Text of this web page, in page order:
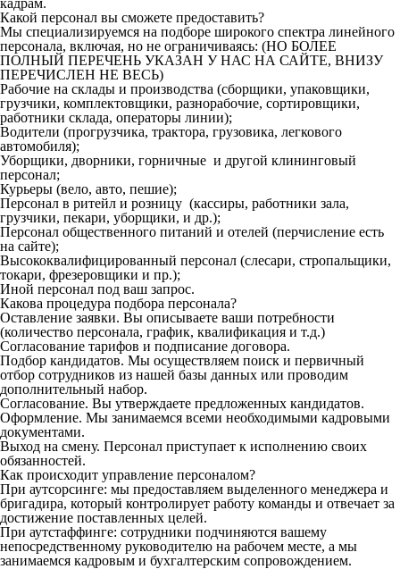
Какой персонал вы сможете предоставить?
Мы специализируемся на подборе широкого спектра линейного
персонала, включая, но не ограничиваясь: (НО БОЛЕЕ
ПОЛНЫЙ ПЕРЕЧЕНЬ УКАЗАН У НАС НА САЙТЕ, ВНИЗУ
ПЕРЕЧИСЛЕН НЕ ВЕСЬ)
Рабочие на склады и производства (сборщики, упаковщики,
грузчики, комплектовщики, разнорабочие, сортировщики,
работники склада, операторы линии);
Водители (прогрузчика, трактора, грузовика, легкового
автомобиля);
Уборщики, дворники, горничные и другой клининговый
персонал;
Курьеры (вело, авто, пешие);
Персонал в ритейл и розницу (кассиры, работники зала,
грузчики, пекари, уборщики, и др.);
Персонал общественного питаний и отелей (перчисление есть
на сайте);
Высококвалифицированный персонал (слесари, стропальщики,
токари, фрезеровщики и пр.);
Иной персонал под ваш запрос.
Какова процедура подбора персонала?
Оставление заявки. Вы описываете ваши потребности
(количество персонала, график, квалификация и т.д.)
Согласование тарифов и подписание договора.
Подбор кандидатов. Мы осуществляем поиск и первичный
отбор сотрудников из нашей базы данных или проводим
дополнительный набор.
Согласование. Вы утверждаете предложенных кандидатов.
Оформление. Мы занимаемся всеми необходимыми кадровыми
документами.
Выход на смену. Персонал приступает к исполнению своих
обязанностей.
Как происходит управление персоналом?
При аутсорсинге: мы предоставляем выделенного менеджера и
бригадира, который контролирует работу команды и отвечает за
достижение поставленных целей.
При аутстаффинге: сотрудники подчиняются вашему
непосредственному руководителю на рабочем месте, а мы
занимаемся кадровым и бухгалтерским сопровождением.